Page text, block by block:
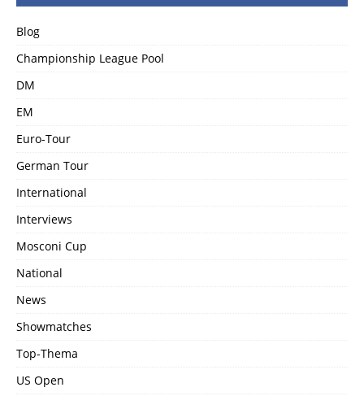
Blog
Championship League Pool
DM
EM
Euro-Tour
German Tour
International
Interviews
Mosconi Cup
National
News
Showmatches
Top-Thema
US Open